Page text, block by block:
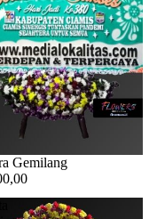
Gemilang